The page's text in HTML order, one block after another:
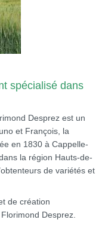
spécialisé dans
Desprez est un
et François, la
en 1830 à Cappelle-
la région Hauts-de-
de variétés et
de création
Desprez.